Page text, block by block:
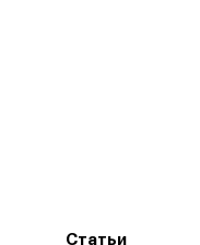
Статьи